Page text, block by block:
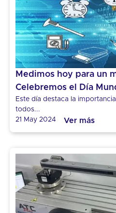
Medimos hoy para un
Celebremos el Día
Este día destaca la
todos...
21 May 2024
Ver más